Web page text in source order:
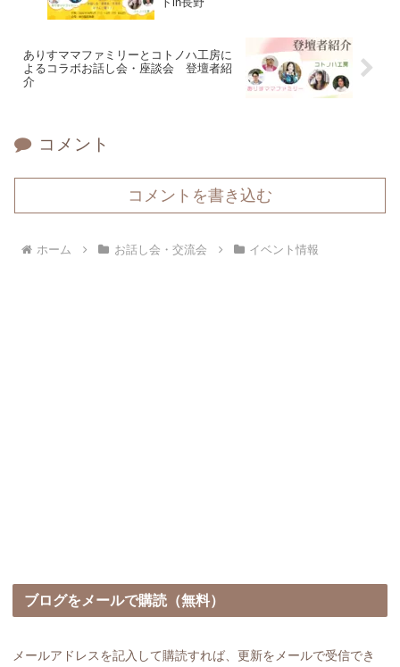
ありすママファミリーとコトノハ工房に
よるコラボお話し会・座談会 登壇者紹
介
コメント
コメントを書き込む
ホーム お話し会・交流会 イベント情報
ブログをメールで購読（無料）
メールアドレスを記入して購読すれば、更新をメールで受信でき